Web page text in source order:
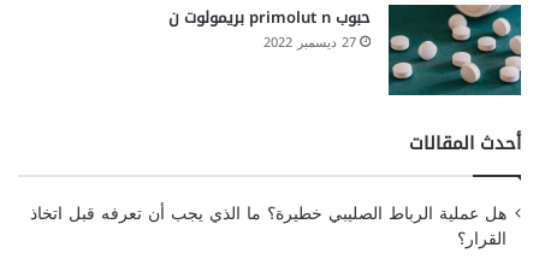
حبوب primolut n بريمولوت ن
27 ديسمبر 2022
أحدث المقالات
هل عملية الرباط الصليبي خطيرة؟ ما الذي يجب أن تعرفه قبل اتخاذ
القرار؟